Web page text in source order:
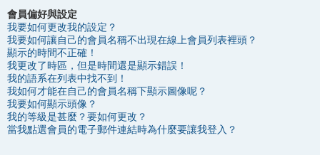
會員偏好與設定
我要如何更改我的設定？
我要如何讓自己的會員名稱不出現在線上會員列表裡頭？
顯示的時間不正確！
我更改了時區，但是時間還是顯示錯誤！
我的語系在列表中找不到！
我如何才能在自己的會員名稱下顯示圖像呢？
我要如何顯示頭像？
我的等級是甚麼？要如何更改？
當我點選會員的電子郵件連結時為什麼要讓我登入？